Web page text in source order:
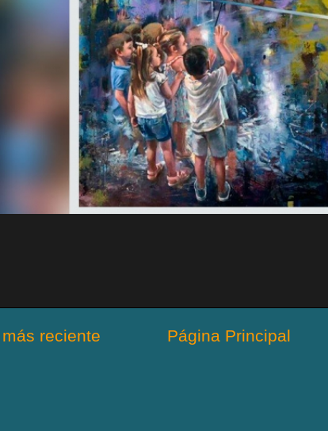
reciente Página Principal